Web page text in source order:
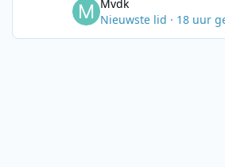
Mvdk
Nieuwste lid · 18 uur